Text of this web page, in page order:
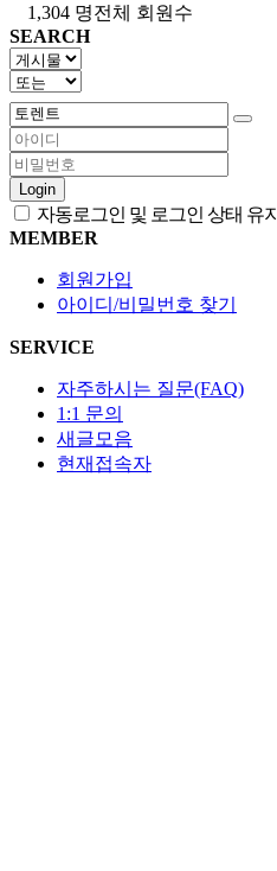
1,304 명전체 회원수
SEARCH
Login
자동로그인 및 로그인 상태 유지
MEMBER
회원가입
아이디/비밀번호 찾기
SERVICE
자주하시는 질문(FAQ)
1:1 문의
새글모음
현재접속자